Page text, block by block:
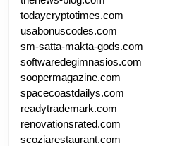
todaycryptotimes.com
usabonuscodes.com
sm-satta-makta-gods.com
softwaredegimnasios.com
soopermagazine.com
spacecoastdailys.com
readytrademark.com
renovationsrated.com
scoziarestaurant.com